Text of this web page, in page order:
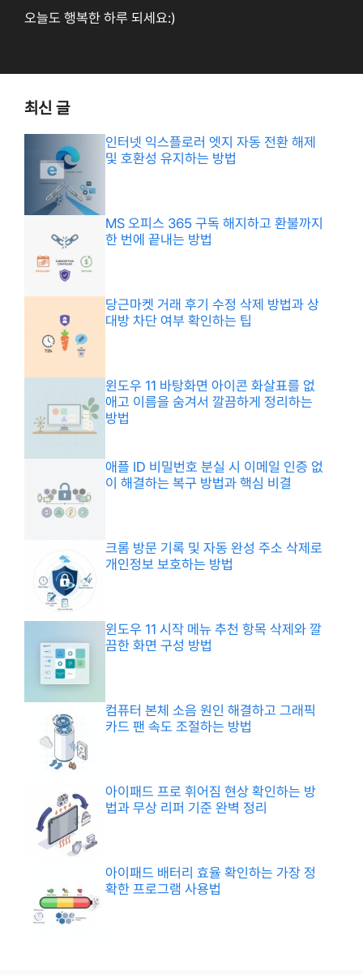
오늘도 행복한 하루 되세요:)
최신 글
인터넷 익스플로러 엣지 자동 전환 해제
및 호환성 유지하는 방법
MS 오피스 365 구독 해지하고 환불까지
한 번에 끝내는 방법
당근마켓 거래 후기 수정 삭제 방법과 상
대방 차단 여부 확인하는 팁
윈도우 11 바탕화면 아이콘 화살표를 없
애고 이름을 숨겨서 깔끔하게 정리하는
방법
애플 ID 비밀번호 분실 시 이메일 인증 없
이 해결하는 복구 방법과 핵심 비결
크롬 방문 기록 및 자동 완성 주소 삭제로
개인정보 보호하는 방법
윈도우 11 시작 메뉴 추천 항목 삭제와 깔
끔한 화면 구성 방법
컴퓨터 본체 소음 원인 해결하고 그래픽
카드 팬 속도 조절하는 방법
아이패드 프로 휘어짐 현상 확인하는 방
법과 무상 리퍼 기준 완벽 정리
아이패드 배터리 효율 확인하는 가장 정
확한 프로그램 사용법